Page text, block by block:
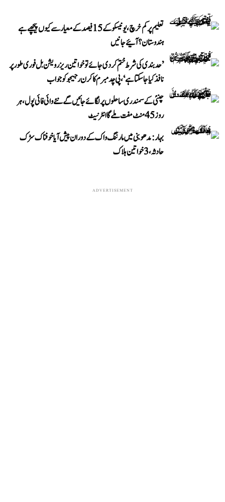
تعلیم پر کم خرچ، یونیسکو کے 15 فیصد کے معیار سے کیوں پیچھے ہے
ہندوستان؟ آئیے جانیں
’حد بندی کی شرط ختم کر دی جائے تو خواتین ریزرویشن بل فوری طور پر
نافذ کیا جا سکتا ہے‘، پی چدمبرم کا کرن رجیجو کو جواب
چنئی کے سمندری ساحلوں پر لگائے جائیں گے نئے وائی فائی پول، ہر
روز 45 منٹ مفت ملے گا انٹرنیٹ
بہار: مدھوبنی میں مارننگ واک کے دوران پیش آیا خوفناک سڑک
حادثہ، 3 خواتین ہلاک
ADVERTISEMENT